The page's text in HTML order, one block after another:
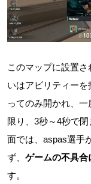
このマップに設置
いはアビリティー
ってのみ開かれ、
限り、3秒～4秒で
面では、aspas選手
ず、 ゲームの不具合
す。